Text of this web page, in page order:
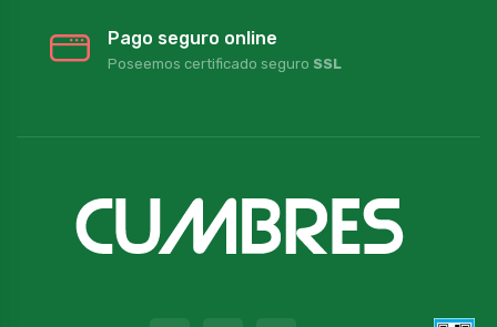
Pago seguro online
Poseemos certificado seguro SSL